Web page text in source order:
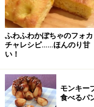
ポップオーバー
■ポップオーバー
1
ポップオーバー型
ポップオーバー型にサ
オーバー型がなければ
を使用してもいい。た
ふわふわかぼちゃのフォカ
チャレシピ……ほんのり甘
い！
モンキー
食べるパ